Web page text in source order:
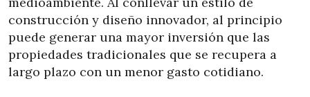
construcción y diseño innovador, al principio
puede generar una mayor inversión que las
propiedades tradicionales que se recupera a
largo plazo con un menor gasto cotidiano.